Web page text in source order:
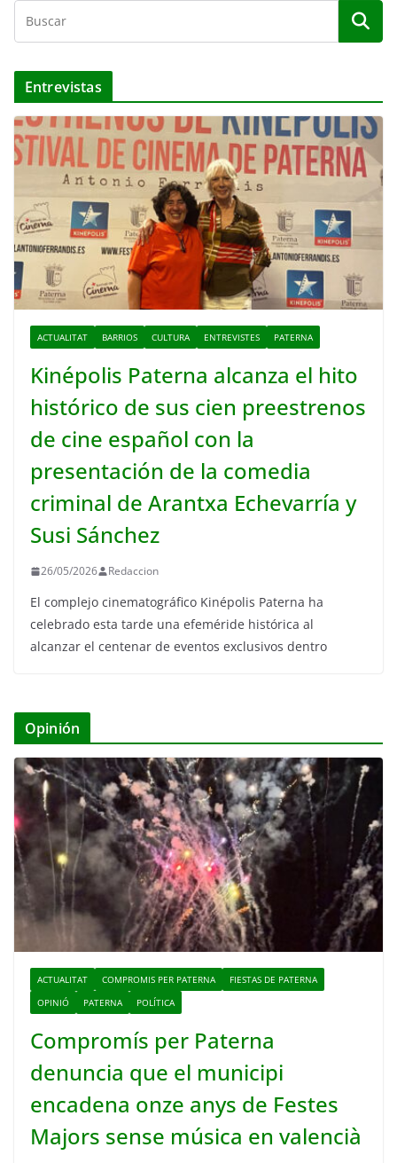
Entrevistas
ACTUALITAT BARRIOS CULTURA ENTREVISTES PATERNA
Kinépolis Paterna alcanza el hito
histórico de sus cien preestrenos
de cine español con la
presentación de la comedia
criminal de Arantxa Echevarría y
Susi Sánchez
26/05/2026 Redaccion
El complejo cinematográfico Kinépolis Paterna ha
celebrado esta tarde una efeméride histórica al
alcanzar el centenar de eventos exclusivos dentro
Opinión
ACTUALITAT COMPROMIS PER PATERNA
FIESTAS DE PATERNA
OPINIÓ
PATERNA POLÍTICA
Compromís per Paterna
denuncia que el municipi
encadena onze anys de Festes
Majors sense música en valencià